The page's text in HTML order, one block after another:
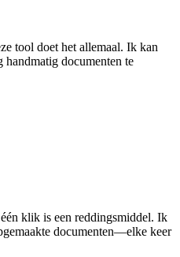
tool doet het allemaal. Ik kan
documenten te
klik is een reddingsmiddel. Ik
documenten—elke keer